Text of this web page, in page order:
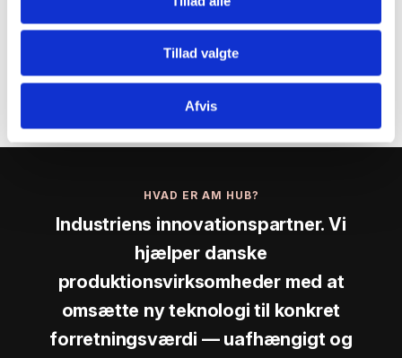
Tillad valgte
Afvis
HVAD ER AM HUB?
Industriens innovationspartner. Vi
hjælper danske
produktionsvirksomheder med at
omsætte ny teknologi til konkret
forretningsværdi — uafhængigt og